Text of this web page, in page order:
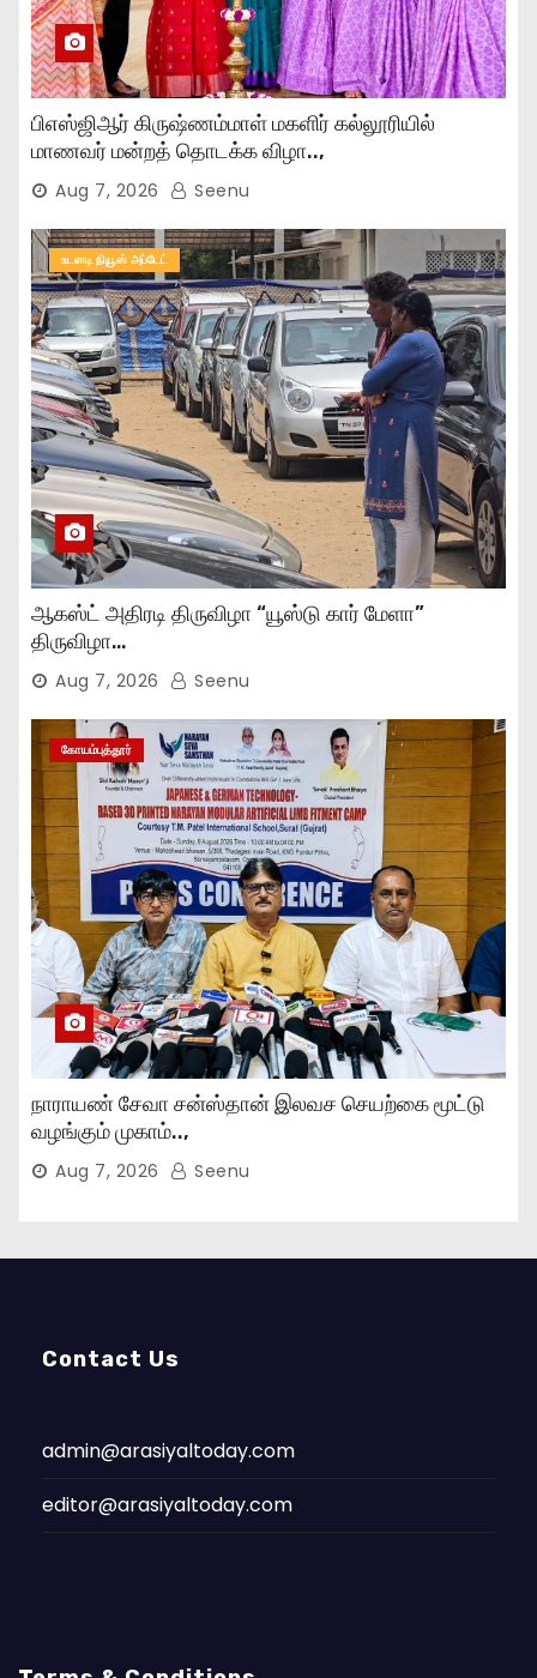
பிஎஸ்ஜிஆர் கிருஷ்ணம்மாள் மகளிர் கல்லூரியில்
மாணவர் மன்றத் தொடக்க விழா..,
Aug 7, 2026 Seenu
உடனடி நியூஸ் அப்டேட்
ஆகஸ்ட் அதிரடி திருவிழா “யூஸ்டு கார் மேளா”
திருவிழா…
Aug 7, 2026 Seenu
கோயம்புத்தூர்
நாராயண் சேவா சன்ஸ்தான் இலவச செயற்கை மூட்டு
வழங்கும் முகாம்..,
Aug 7, 2026 Seenu
Contact Us
admin@arasiyaltoday.com
editor@arasiyaltoday.com